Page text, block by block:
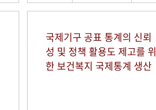
국제기구 공표 통계의 신뢰
성 및 정책 활용도 제고를 위
한 보건복지 국제통계 생산